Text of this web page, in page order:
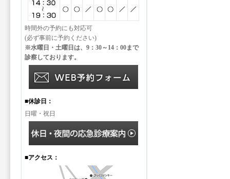
時間外の予約にも対応可
(必ず事前に予約ください)
※水曜日・土曜日は、9：30～14：00まで
診察しております。
■休診日：
日曜・祝日
■アクセス：